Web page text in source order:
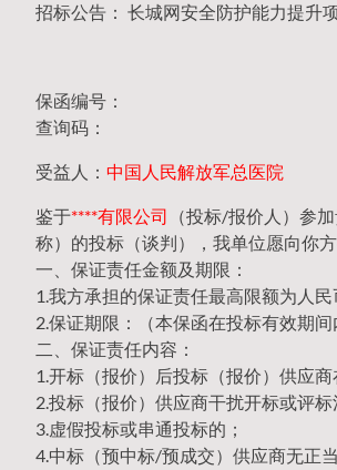
招标公告： 长城网安全防护能力提升
保函编号：
查询码：
受益人： 中国人民解放军总医院
鉴于****有限公司 （投标/报价人）参
称）的投标（谈判），我单位愿向你
一、保证责任金额及期限：
1.我方承担的保证责任最高限额为人民
2.保证期限：（本保函在投标有效期
二、保证责任内容：
1.开标（报价）后投标（报价）供应
2.投标（报价）供应商干扰开标或评
3.虚假投标或串通投标的；
4.中标（预中标/预成交）供应商无正